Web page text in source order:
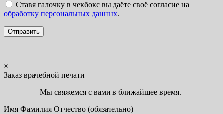
Ставя галочку в чекбокс вы даёте своё согласие на
обработку персональных данных.
×
Заказ врачебной печати
Мы свяжемся с вами в ближайшее время.
Имя Фамилия Отчество (обязательно)